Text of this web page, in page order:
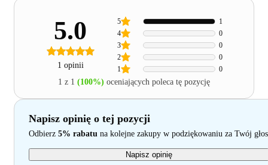
5.0
1 opinii 1 0
2 0
3 0
4 0
5 1
1 z 1 (100%) oceniających poleca tę pozycję
Napisz opinię o tej pozycji
Odbierz 5% rabatu na kolejne zakupy w podziękowaniu za Twój głos
Napisz opinię